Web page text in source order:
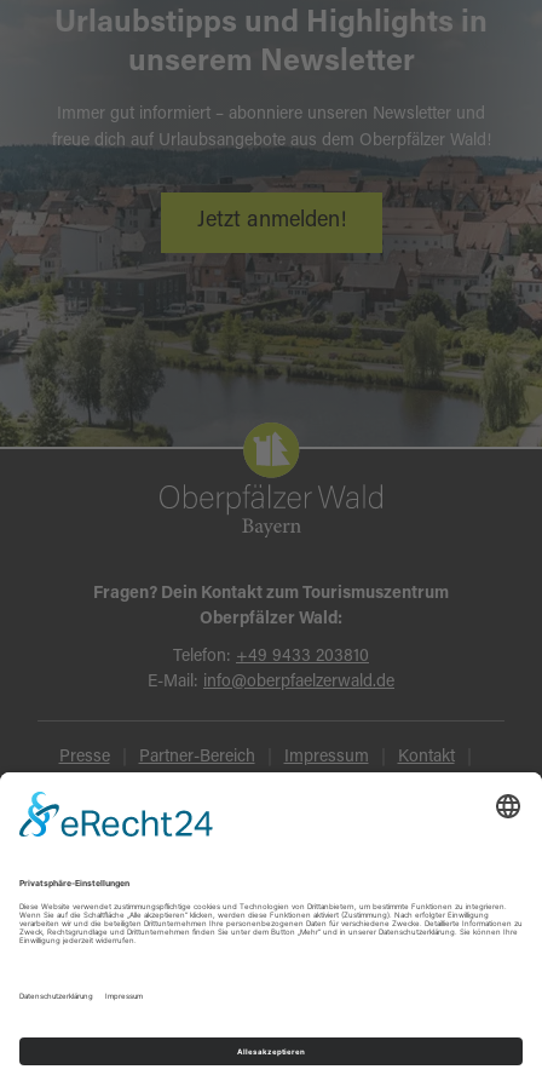
Urlaubstipps und Highlights in
unserem Newsletter
Immer gut informiert – abonniere unseren Newsletter und
freue dich auf Urlaubsangebote aus dem Oberpfälzer Wald!
Jetzt anmelden!
Fragen? Dein Kontakt zum Tourismuszentrum
Oberpfälzer Wald:
Telefon: +49 9433 203810
E-Mail: info@oberpfaelzerwald.de
Presse Partner-Bereich Impressum Kontakt
Datenschutz